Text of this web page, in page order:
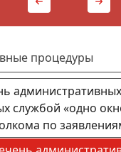
процедуры
службой «одно
по